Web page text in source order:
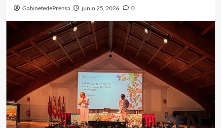
GabinetedePrensa junio 25, 2026 0